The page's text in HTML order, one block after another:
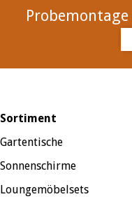
Sortiment
Gartentische
Sonnenschirme
Loungemöbelsets